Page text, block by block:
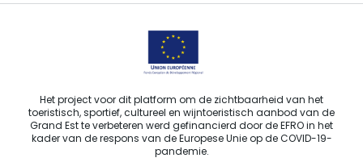
Het project voor dit platform om de zichtbaarheid van het
toeristisch, sportief, cultureel en wijntoeristisch aanbod van de
Grand Est te verbeteren werd gefinancierd door de EFRO in het
kader van de respons van de Europese Unie op de COVID-19-
pandemie.